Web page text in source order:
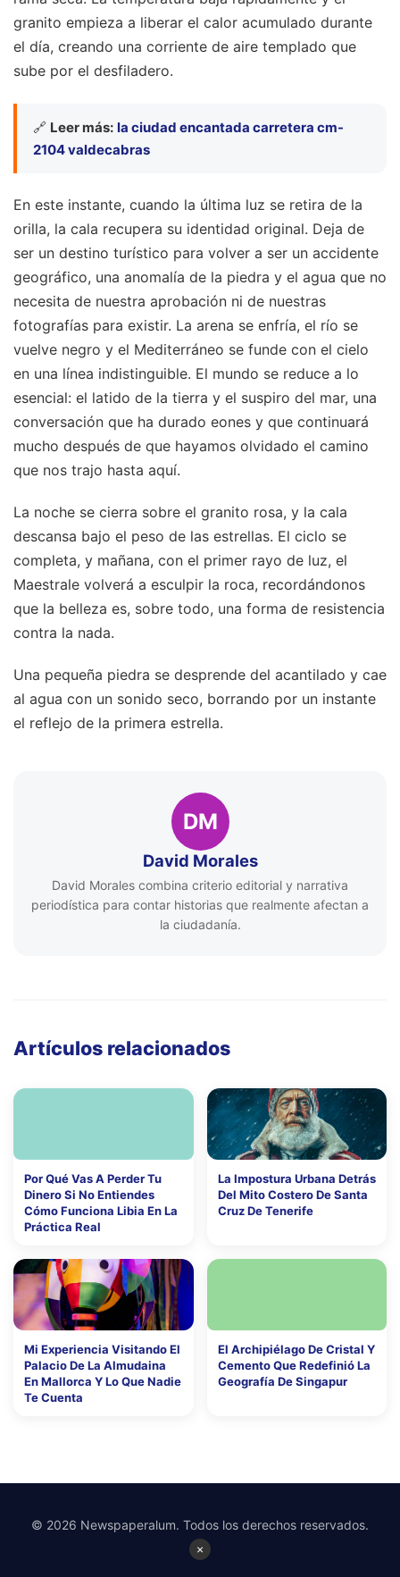
granito empieza a liberar el calor acumulado durante
el día, creando una corriente de aire templado que
sube por el desfiladero.
🔗 Leer más: la ciudad encantada carretera cm-
2104 valdecabras
En este instante, cuando la última luz se retira de la
orilla, la cala recupera su identidad original. Deja de
ser un destino turístico para volver a ser un accidente
geográfico, una anomalía de la piedra y el agua que no
necesita de nuestra aprobación ni de nuestras
fotografías para existir. La arena se enfría, el río se
vuelve negro y el Mediterráneo se funde con el cielo
en una línea indistinguible. El mundo se reduce a lo
esencial: el latido de la tierra y el suspiro del mar, una
conversación que ha durado eones y que continuará
mucho después de que hayamos olvidado el camino
que nos trajo hasta aquí.
La noche se cierra sobre el granito rosa, y la cala
descansa bajo el peso de las estrellas. El ciclo se
completa, y mañana, con el primer rayo de luz, el
Maestrale volverá a esculpir la roca, recordándonos
que la belleza es, sobre todo, una forma de resistencia
contra la nada.
Una pequeña piedra se desprende del acantilado y cae
al agua con un sonido seco, borrando por un instante
el reflejo de la primera estrella.
DM
David Morales
David Morales combina criterio editorial y narrativa
periodística para contar historias que realmente afectan a
la ciudadanía.
Artículos relacionados
Por Qué Vas A Perder Tu
Dinero Si No Entiendes
Cómo Funciona Libia En La
Práctica Real
La Impostura Urbana Detrás
Del Mito Costero De Santa
Cruz De Tenerife
Mi Experiencia Visitando El
Palacio De La Almudaina
En Mallorca Y Lo Que Nadie
Te Cuenta
El Archipiélago De Cristal Y
Cemento Que Redefinió La
Geografía De Singapur
×
© 2026 Newspaperalum. Todos los derechos reservados.